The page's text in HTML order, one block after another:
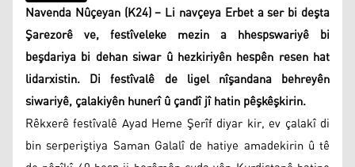
Navenda Nûçeyan (K24) – Li navçeya Erbet a ser bi deşta
Şarezorê ve, festîveleke mezin a hhespswariyê bi
beşdariya bi dehan siwar û hezkiriyên hespên resen hat
lidarxistin. Di festîvalê de ligel nîşandana behreyên
siwariyê, çalakiyên hunerî û çandî jî hatin pêşkêşkirin.
Rêkxerê festîvalê Ayad Heme Şerîf diyar kir, ev çalakî di
bin serperiştiya Saman Galalî de hatiye amadekirin û tê